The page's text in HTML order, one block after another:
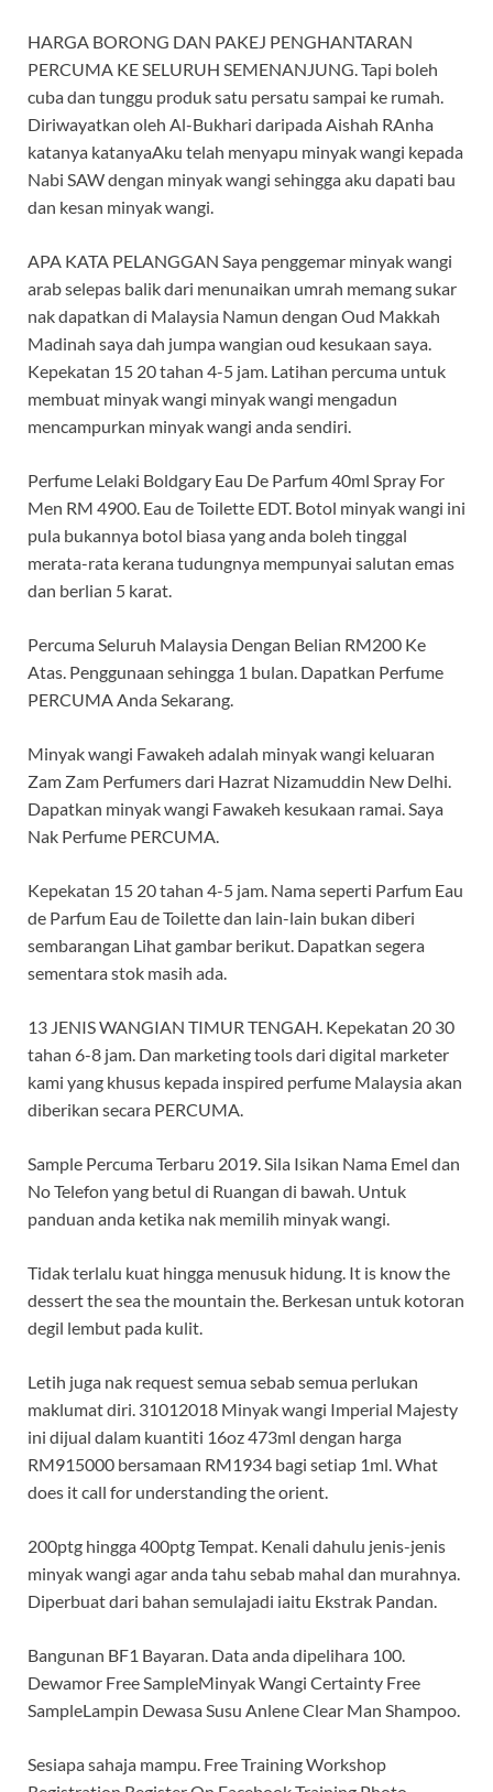
HARGA BORONG DAN PAKEJ PENGHANTARAN
PERCUMA KE SELURUH SEMENANJUNG. Tapi boleh
cuba dan tunggu produk satu persatu sampai ke rumah.
Diriwayatkan oleh Al-Bukhari daripada Aishah RAnha
katanya katanyaAku telah menyapu minyak wangi kepada
Nabi SAW dengan minyak wangi sehingga aku dapati bau
dan kesan minyak wangi.
APA KATA PELANGGAN Saya penggemar minyak wangi
arab selepas balik dari menunaikan umrah memang sukar
nak dapatkan di Malaysia Namun dengan Oud Makkah
Madinah saya dah jumpa wangian oud kesukaan saya.
Kepekatan 15 20 tahan 4-5 jam. Latihan percuma untuk
membuat minyak wangi minyak wangi mengadun
mencampurkan minyak wangi anda sendiri.
Perfume Lelaki Boldgary Eau De Parfum 40ml Spray For
Men RM 4900. Eau de Toilette EDT. Botol minyak wangi ini
pula bukannya botol biasa yang anda boleh tinggal
merata-rata kerana tudungnya mempunyai salutan emas
dan berlian 5 karat.
Percuma Seluruh Malaysia Dengan Belian RM200 Ke
Atas. Penggunaan sehingga 1 bulan. Dapatkan Perfume
PERCUMA Anda Sekarang.
Minyak wangi Fawakeh adalah minyak wangi keluaran
Zam Zam Perfumers dari Hazrat Nizamuddin New Delhi.
Dapatkan minyak wangi Fawakeh kesukaan ramai. Saya
Nak Perfume PERCUMA.
Kepekatan 15 20 tahan 4-5 jam. Nama seperti Parfum Eau
de Parfum Eau de Toilette dan lain-lain bukan diberi
sembarangan Lihat gambar berikut. Dapatkan segera
sementara stok masih ada.
13 JENIS WANGIAN TIMUR TENGAH. Kepekatan 20 30
tahan 6-8 jam. Dan marketing tools dari digital marketer
kami yang khusus kepada inspired perfume Malaysia akan
diberikan secara PERCUMA.
Sample Percuma Terbaru 2019. Sila Isikan Nama Emel dan
No Telefon yang betul di Ruangan di bawah. Untuk
panduan anda ketika nak memilih minyak wangi.
Tidak terlalu kuat hingga menusuk hidung. It is know the
dessert the sea the mountain the. Berkesan untuk kotoran
degil lembut pada kulit.
Letih juga nak request semua sebab semua perlukan
maklumat diri. 31012018 Minyak wangi Imperial Majesty
ini dijual dalam kuantiti 16oz 473ml dengan harga
RM915000 bersamaan RM1934 bagi setiap 1ml. What
does it call for understanding the orient.
200ptg hingga 400ptg Tempat. Kenali dahulu jenis-jenis
minyak wangi agar anda tahu sebab mahal dan murahnya.
Diperbuat dari bahan semulajadi iaitu Ekstrak Pandan.
Bangunan BF1 Bayaran. Data anda dipelihara 100.
Dewamor Free SampleMinyak Wangi Certainty Free
SampleLampin Dewasa Susu Anlene Clear Man Shampoo.
Sesiapa sahaja mampu. Free Training Workshop